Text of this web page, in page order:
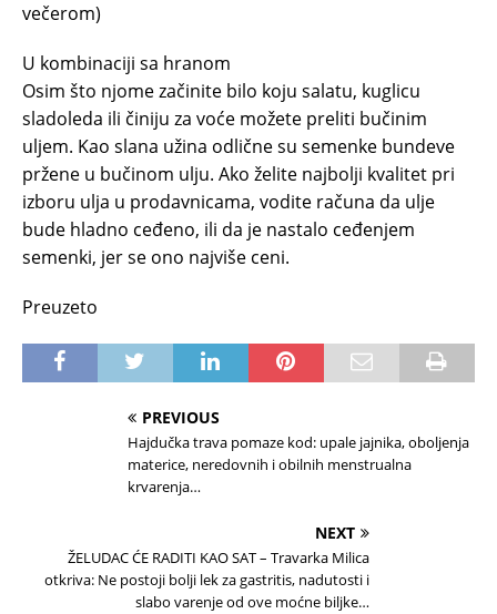
večerom)
U kombinaciji sa hranom
Osim što njome začinite bilo koju salatu, kuglicu
sladoleda ili činiju za voće možete preliti bučinim
uljem. Kao slana užina odlične su semenke bundeve
pržene u bučinom ulju. Ako želite najbolji kvalitet pri
izboru ulja u prodavnicama, vodite računa da ulje
bude hladno ceđeno, ili da je nastalo ceđenjem
semenki, jer se ono najviše ceni.
Preuzeto
PREVIOUS
Hajdučka trava pomaze kod: upale jajnika, oboljenja
materice, neredovnih i obilnih menstrualna
krvarenja…
NEXT
ŽELUDAC ĆE RADITI KAO SAT – Travarka Milica
otkriva: Ne postoji bolji lek za gastritis, nadutosti i
slabo varenje od ove moćne biljke…